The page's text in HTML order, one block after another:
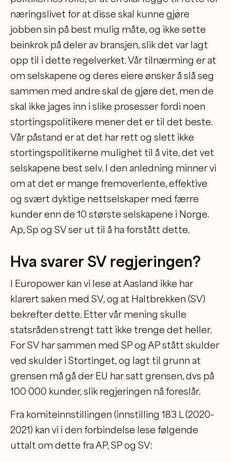
næringslivet for at disse skal kunne gjøre
jobben sin på best mulig måte, og ikke sette
beinkrok på deler av bransjen, slik det var lagt
opp til i dette regelverket. Vår tilnærming er at
om selskapene og deres eiere ønsker å slå seg
sammen med andre skal de gjøre det, men de
skal ikke jages inn i slike prosesser fordi noen
stortingspolitikere mener det er til det beste.
Vår påstand er at det har rett og slett ikke
stortingspolitikerne mulighet til å vite, det vet
selskapene best selv. I den anledning minner vi
om at det er mange fremoverlente, effektive
og svært dyktige nettselskaper med færre
kunder enn de 10 største selskapene i Norge.
Ap, Sp og SV ser ut til å ha forstått dette.
Hva svarer SV regjeringen?
I Europower kan vi lese at Aasland ikke har
klarert saken med SV, og at Haltbrekken (SV)
bekrefter dette. Etter vår mening skulle
statsråden strengt tatt ikke trenge det heller.
For SV har sammen med SP og AP stått skulder
ved skulder i Stortinget, og lagt til grunn at
grensen må gå der EU har satt grensen, dvs på
100 000 kunder, slik regjeringen nå foreslår.
Fra komiteinnstillingen (innstilling 183 L (2020-
2021) kan vi i den forbindelse lese følgende
uttalt om dette fra AP, SP og SV: